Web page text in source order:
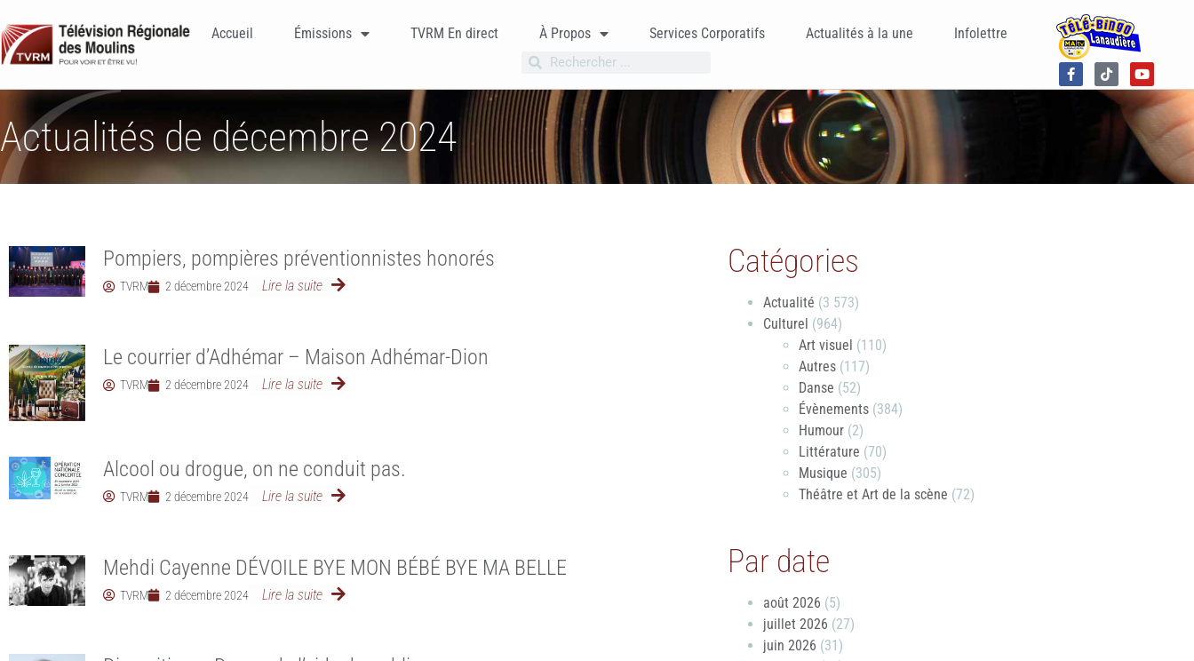
Accueil Émissions TVRM En direct À Propos Services Corporatifs Actualités à la une Infolettre
Actualités de décembre 2024
Pompiers, pompières préventionnistes honorés
TVRM 2 décembre 2024 Lire la suite
Le courrier d’Adhémar – Maison Adhémar-Dion
TVRM 2 décembre 2024 Lire la suite
Alcool ou drogue, on ne conduit pas.
TVRM 2 décembre 2024 Lire la suite
Mehdi Cayenne DÉVOILE BYE MON BÉBÉ BYE MA BELLE
TVRM 2 décembre 2024 Lire la suite
Catégories
Actualité (3 573)
Culturel (964)
Art visuel (110)
Autres(117)
Danse (52)
Évènements(384)
Humour(2)
Littérature (70)
Musique (305)
Théâtre et Art de la scène (72)
Par date
août 2026 (5)
juillet 2026 (27)
juin 2026 (31)